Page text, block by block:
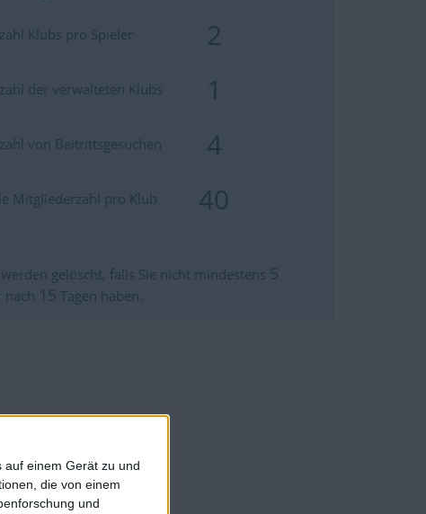
einem Gerät zu und
die von einem
und
Klubs pro Spieler 2
der verwalteten Klubs 1
von Beitrittsgesuchen 4
Mitgliederzahl pro Klub 40
gelöscht, falls Sie nicht mindestens 5
nach 15 Tagen haben.